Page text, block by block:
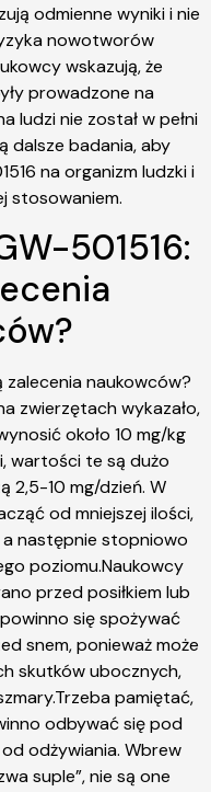
odmienne wyniki i nie
nowotworów
wskazują, że
prowadzone na
ludzi nie został w pełni
dalsze badania, aby
na organizm ludzki i
stosowaniem.
501516:
zalecenia naukowców?
zwierzętach wykazało,
około 10 mg/kg
wartości te są dużo
2,5-10 mg/dzień. W
od mniejszej ilości,
następnie stopniowo
poziomu.Naukowcy
przed posiłkiem lub
się spożywać
snem, ponieważ może
skutków ubocznych,
pamiętać,
odbywać się pod
odżywiania. Wbrew
suple”, nie są one